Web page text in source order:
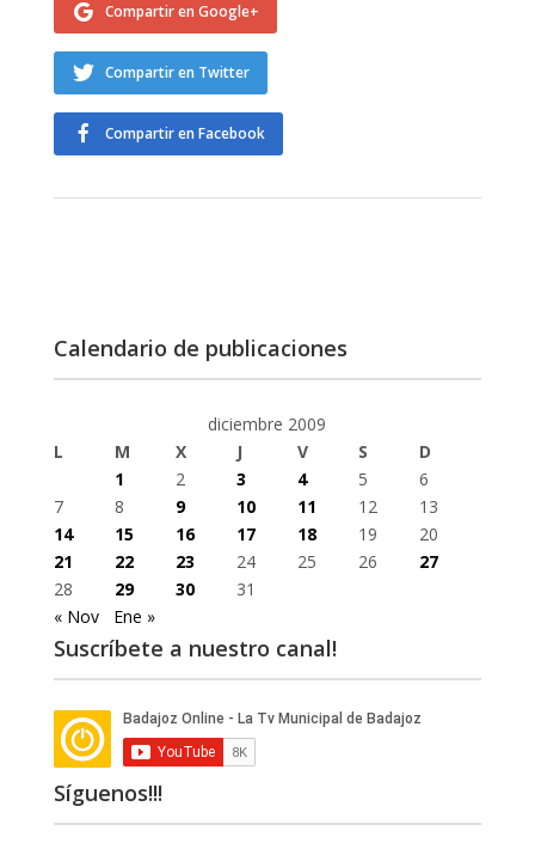
Compartir en Google+
Compartir en Twitter
Compartir en Facebook
Calendario de publicaciones
diciembre 2009
L
M X J V S
D
1
2 3 4 5
6
7
8 9 10 11 12
13
14
15 16 17 18 19
20
21
22 23 24 25 26
27
28
29 30
31
« Nov
Ene »
Suscríbete a nuestro canal!
Síguenos!!!